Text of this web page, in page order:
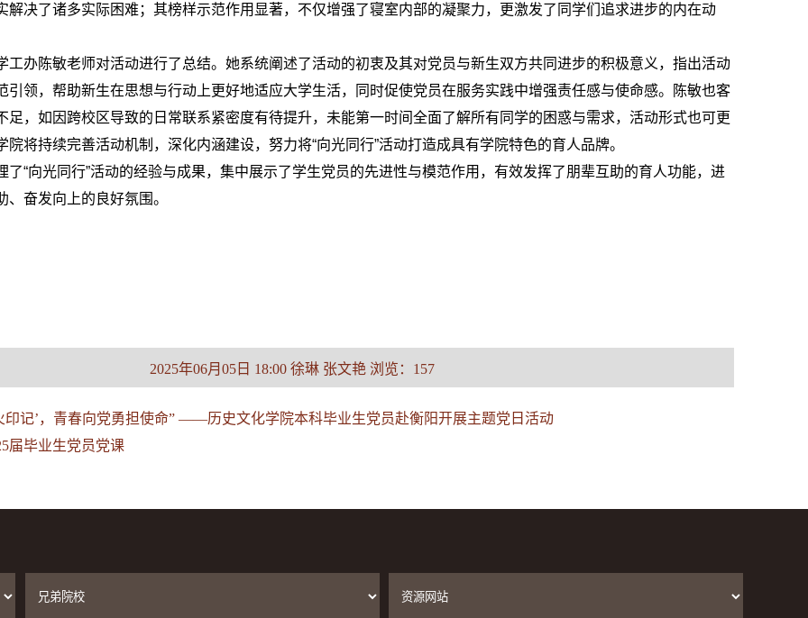
解决了诸多实际困难；其榜样示范作用显著，不仅增强了寝室内部的凝聚力，更激发了同学们追求进步的内在动
工办陈敏老师对活动进行了总结。她系统阐述了活动的初衷及其对党员与新生双方共同进步的积极意义，指出活动
引领，帮助新生在思想与行动上更好地适应大学生活，同时促使党员在服务实践中增强责任感与使命感。陈敏也客
足，如因跨校区导致的日常联系紧密度有待提升，未能第一时间全面了解所有同学的困惑与需求，活动形式也可更
将持续完善活动机制，深化内涵建设，努力将“向光同行”活动打造成具有学院特色的育人品牌。
了“向光同行”活动的经验与成果，集中展示了学生党员的先进性与模范作用，有效发挥了朋辈互助的育人功能，进
奋发向上的良好氛围。
2025年06月05日 18:00 徐琳 张文艳 浏览： 157
印记’，青春向党勇担使命” ——历史文化学院本科毕业生党员赴衡阳开展主题党日活动
届毕业生党员党课